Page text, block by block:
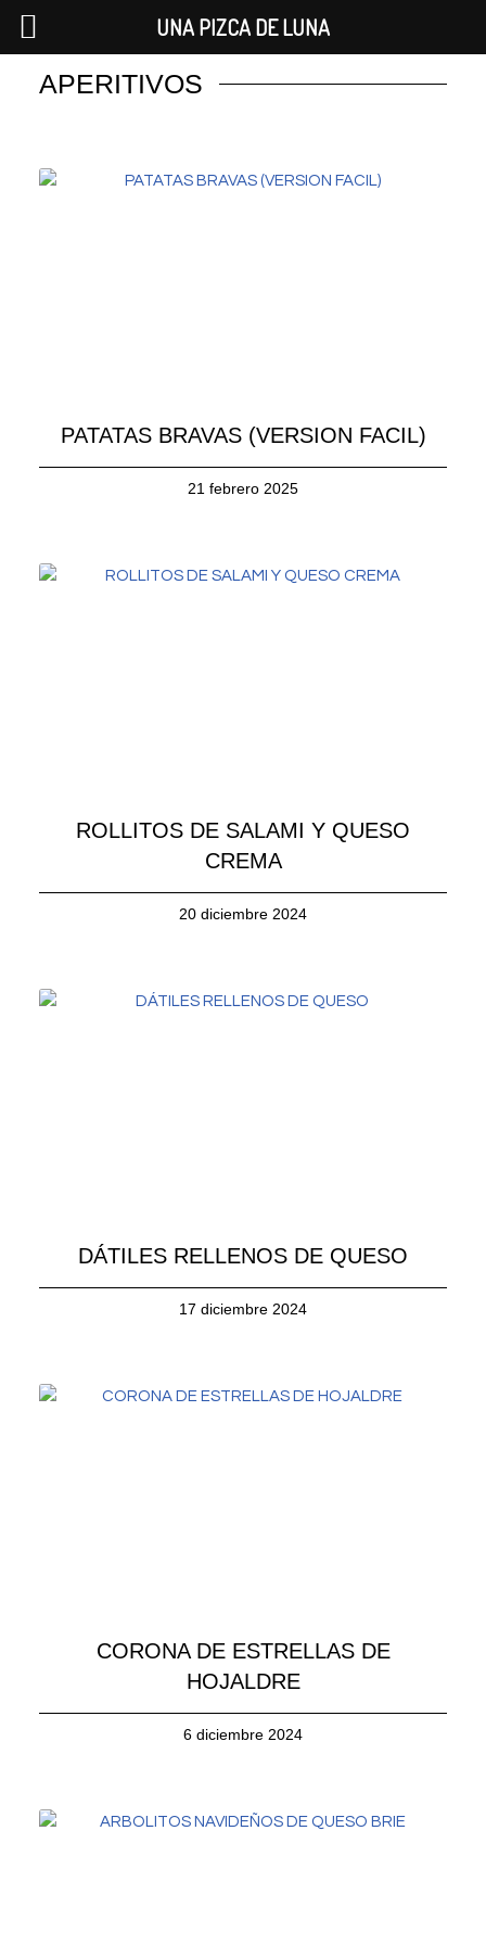
contenido
APERITIVOS
PATATAS BRAVAS (VERSION FACIL)
21 febrero 2025
ROLLITOS DE SALAMI Y QUESO
CREMA
20 diciembre 2024
DÁTILES RELLENOS DE QUESO
17 diciembre 2024
CORONA DE ESTRELLAS DE
HOJALDRE
6 diciembre 2024
UNA PIZCA DE LUNA